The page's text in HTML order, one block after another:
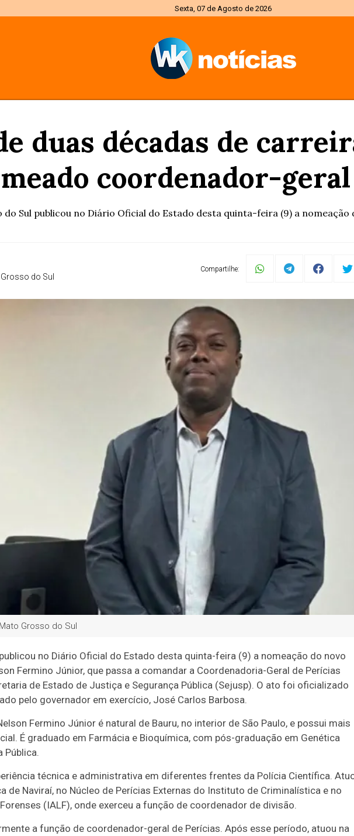
Sexta, 07 de Agosto de 2026
duas décadas de
coordenador-
do Sul publicou no Diário Oficial do Estado desta quinta-feira (9) a
do Sul
Compartilhe:
Grosso do Sul
no Diário Oficial do Estado desta quinta-feira (9) a nomeação do novo
Fermino Júnior, que passa a comandar a Coordenadoria-Geral de Perícias
de Estado de Justiça e Segurança Pública (Sejusp). O ato foi oficializado
pelo governador em exercício, José Carlos Barbosa.
Fermino Júnior é natural de Bauru, no interior de São Paulo, e possui mais
É graduado em Farmácia e Bioquímica, com pós-graduação em Genética
Pública.
técnica e administrativa em diferentes frentes da Polícia Científica.
de Naviraí, no Núcleo de Perícias Externas do Instituto de Criminalística e no
(IALF), onde exerceu a função de coordenador de divisão.
a função de coordenador-geral de Perícias. Após esse período, atuou na